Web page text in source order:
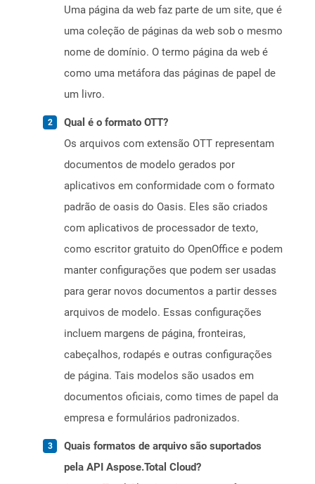
Uma página da web faz parte de um site, que é
uma coleção de páginas da web sob o mesmo
nome de domínio. O termo página da web é
como uma metáfora das páginas de papel de
um livro.
Qual é o formato OTT?
Os arquivos com extensão OTT representam
documentos de modelo gerados por
aplicativos em conformidade com o formato
padrão de oasis do Oasis. Eles são criados
com aplicativos de processador de texto,
como escritor gratuito do OpenOffice e podem
manter configurações que podem ser usadas
para gerar novos documentos a partir desses
arquivos de modelo. Essas configurações
incluem margens de página, fronteiras,
cabeçalhos, rodapés e outras configurações
de página. Tais modelos são usados ​​em
documentos oficiais, como times de papel da
empresa e formulários padronizados.
Quais formatos de arquivo são suportados
pela API Aspose.Total Cloud?